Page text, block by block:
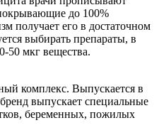
до 100%
получает его в достаточном
выбирать препараты, в
50 мкг вещества.
комплекс. Выпускается в
выпускает специальные
беременных, пожилых